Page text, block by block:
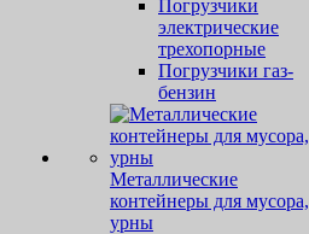
Погрузчики
электрические
трехопорные
Погрузчики газ-
бензин
Металлические
контейнеры для мусора,
урны